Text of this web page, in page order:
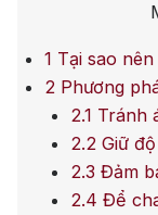
1 Tại sao
2 Phương
2.1 Tránh
2.2 Giữ
2.3 Đảm
2.4 Để